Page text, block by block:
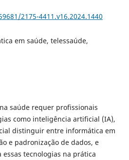
2175-4411.v16.2024.1440
em saúde, telessaúde,
saúde requer profissionais
como inteligência artificial (IA),
distinguir entre informática em
e padronização de dados, e
tecnologias na prática